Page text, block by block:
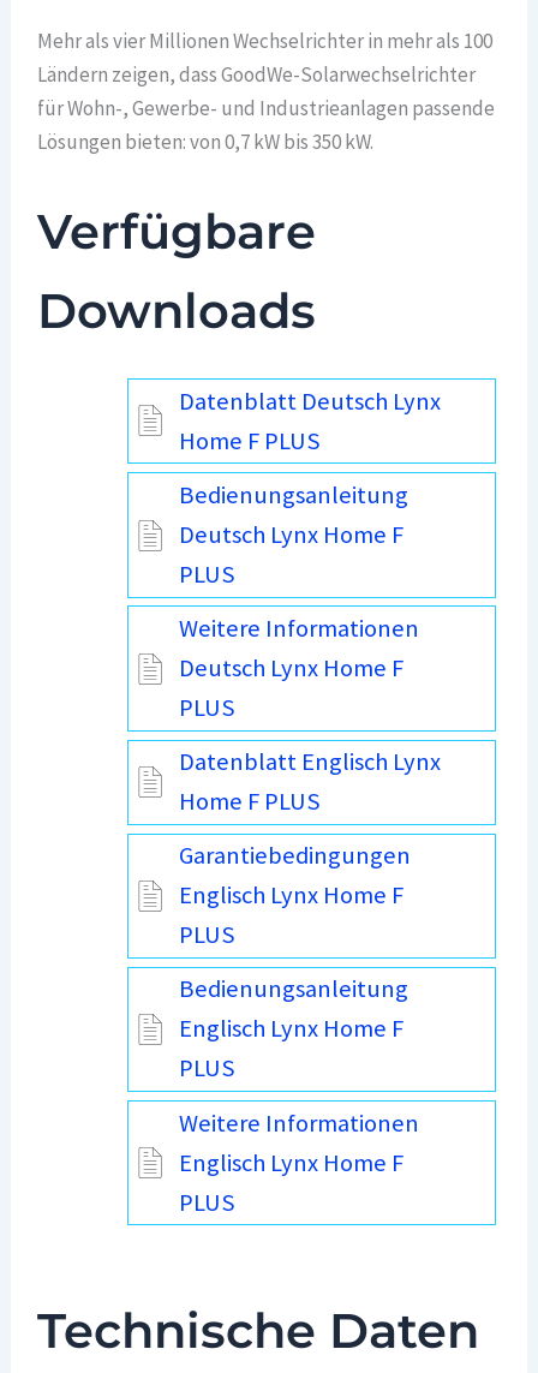
Mehr als vier Millionen Wechselrichter in mehr als 100
Ländern zeigen, dass GoodWe-Solarwechselrichter
für Wohn-, Gewerbe- und Industrieanlagen passende
Lösungen bieten: von 0,7 kW bis 350 kW.
Verfügbare
Downloads
Datenblatt Deutsch Lynx
Home F PLUS
Bedienungsanleitung
Deutsch Lynx Home F
PLUS
Weitere Informationen
Deutsch Lynx Home F
PLUS
Datenblatt Englisch Lynx
Home F PLUS
Garantiebedingungen
Englisch Lynx Home F
PLUS
Bedienungsanleitung
Englisch Lynx Home F
PLUS
Weitere Informationen
Englisch Lynx Home F
PLUS
Technische Daten